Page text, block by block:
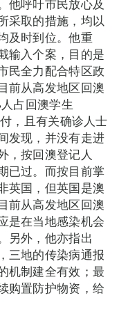
他呼吁市民放心及
采取的措施，均以
及时到位。他重
输入个案，目的是
民全力配合特区政
前从高发地区回澳
占回澳学生
，且有关确诊人士
发现，并没有走进
，按回澳登记人
已过。而按目前掌
英国，但英国是澳
前从高发地区回澳
是在当地感染机会
另外，他亦指出
三地的传染病通报
机制建全有效；最
购置防护物资，给